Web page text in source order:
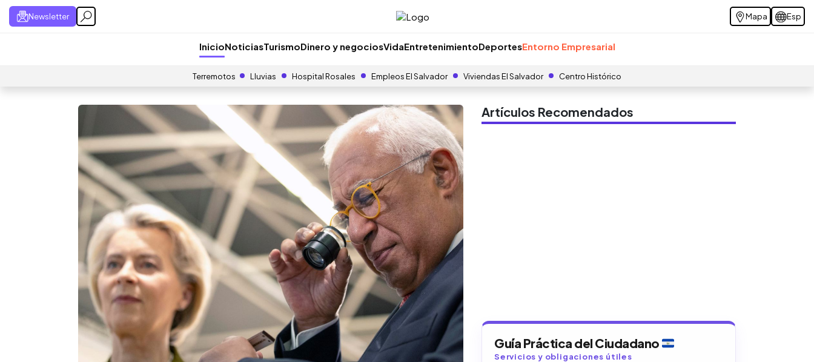
Newsletter Mapa Esp
InicioNoticiasTurismoDinero y negociosVidaEntretenimientoDeportesEntorno Empresarial
Terremotos Lluvias Hospital Rosales Empleos El Salvador Viviendas El Salvador Centro Histórico
Artículos Recomendados
Guía Práctica del Ciudadano
Servicios y obligaciones útiles